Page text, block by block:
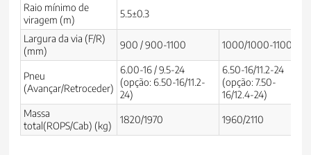
Raio mínimo de
viragem (m)
5.5±0.3
Largura da via (F/R)
(mm)
900 / 900-1100 1000/1000-1100
Pneu
(Avançar/Retroceder)
6.00-16 / 9.5-24
(opção: 6.50-16/11.2-
24)
6.50-16/11.2-24
(opção: 7.50-
16/12.4-24)
Massa
total(ROPS/Cab) (kg)
1820/1970 1960/2110